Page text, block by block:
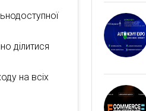
ділитися
на всіх